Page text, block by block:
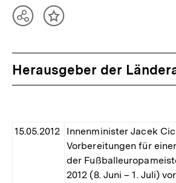
TeilenInhalt
Herausgeber der
15.05.2012
Innenminister Jacek
Vorbereitungen für
der
2012 (8. Juni – 1. Juli)